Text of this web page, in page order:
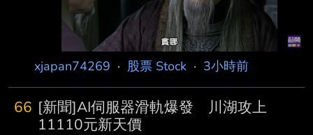
投信指出，雖然作業流程影響不大，但美股沒有
漲跌幅限制，夜間交易流動性不足，恐怕會 讓股
價波動更劇烈，而對習慣在台股收盤後，接續操
作美股的台灣投資人來說，彈性大增， 不用再熬
夜操盤了！ 心得/評論：
xjapan74269 · 股票 Stock · 3小時前
66 [新聞]AI伺服器滑軌爆發 川湖攻上
11110元新天價